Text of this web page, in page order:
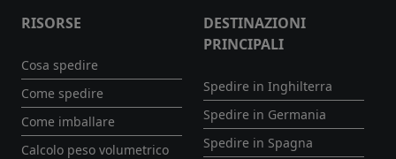
RISORSE
Cosa spedire
Come spedire
Come imballare
Calcolo peso volumetrico
DESTINAZIONI
PRINCIPALI
Spedire in Inghilterra
Spedire in Germania
Spedire in Spagna